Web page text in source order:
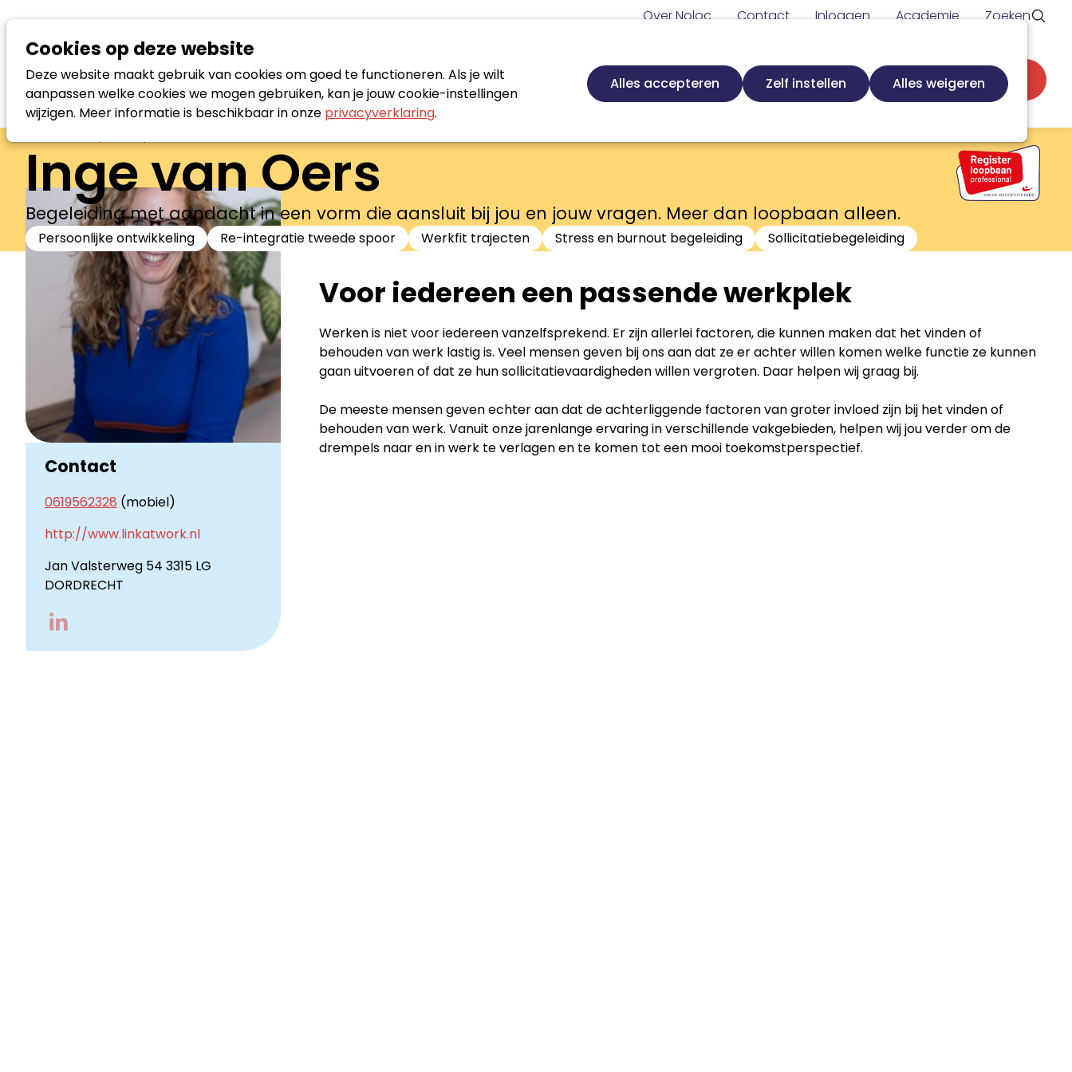
Cookies op deze website
Deze website maakt gebruik van cookies om goed te functioneren. Als je wilt
aanpassen welke cookies we mogen gebruiken, kan je jouw cookie-instellingen
wijzigen. Meer informatie is beschikbaar in onze privacyverklaring.
Alles accepteren Zelf instellen Alles weigeren
Nieuws Agenda Certificeren Vakgebied
Secundaire
navigatieZoek loopbaanspecialist Word lid
Meta
Over Noloc Contact Inloggen Academie Zoeken
Inge van Oers
Begeleiding met aandacht in een vorm die aansluit bij jou en jouw vragen. Meer dan loopbaan alleen.
Persoonlijke ontwikkeling Re-integratie tweede spoor Werkfit trajecten Stress en burnout begeleiding Sollicitatiebegeleiding
Contact
0619562328 (mobiel)
http://www.linkatwork.nl
Jan Valsterweg 54 3315 LG
DORDRECHT
Voor iedereen een passende werkplek
Werken is niet voor iedereen vanzelfsprekend. Er zijn allerlei factoren, die kunnen maken dat het vinden of
behouden van werk lastig is. Veel mensen geven bij ons aan dat ze er achter willen komen welke functie ze kunnen
gaan uitvoeren of dat ze hun sollicitatievaardigheden willen vergroten. Daar helpen wij graag bij.
De meeste mensen geven echter aan dat de achterliggende factoren van groter invloed zijn bij het vinden of
behouden van werk. Vanuit onze jarenlange ervaring in verschillende vakgebieden, helpen wij jou verder om de
drempels naar en in werk te verlagen en te komen tot een mooi toekomstperspectief.